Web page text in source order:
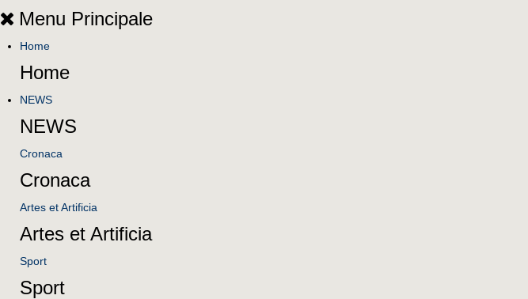
Menu Principale
Home
Home
NEWS
NEWS
Cronaca
Cronaca
Artes et Artificia
Artes et Artificia
Sport
Sport